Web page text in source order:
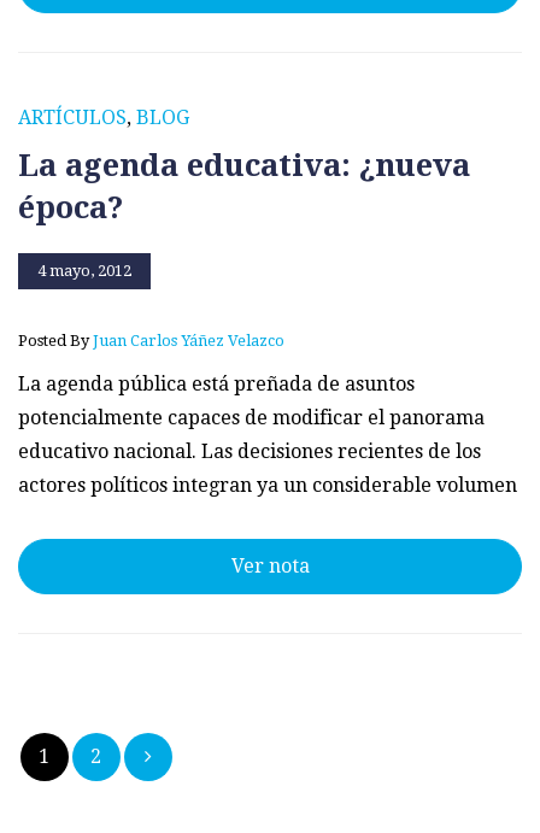
ARTÍCULOS, BLOG
La agenda educativa: ¿nueva
época?
4 mayo, 2012
Posted ByJuan Carlos Yáñez Velazco
La agenda pública está preñada de asuntos
potencialmente capaces de modificar el panorama
educativo nacional. Las decisiones recientes de los
actores políticos integran ya un considerable volumen
Ver nota
Paginación
de
1 2